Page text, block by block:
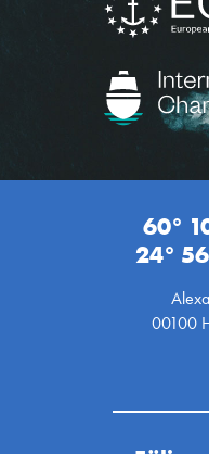
60°
24°
00100